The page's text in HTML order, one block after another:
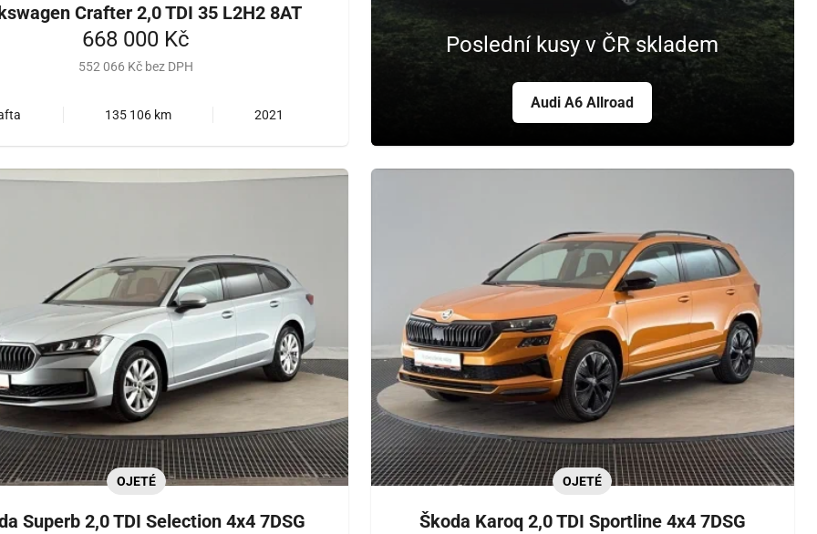
Crafter 2,0 TDI 35 L2H2 8AT
668 000 Kč
552 066 Kč bez DPH
135 106 km 2021
Poslední kusy v ČR skladem
Audi A6 Allroad
OJETÉ
Superb 2,0 TDI Selection 4x4 7DSG
OJETÉ
Škoda Karoq 2,0 TDI Sportline 4x4 7DSG